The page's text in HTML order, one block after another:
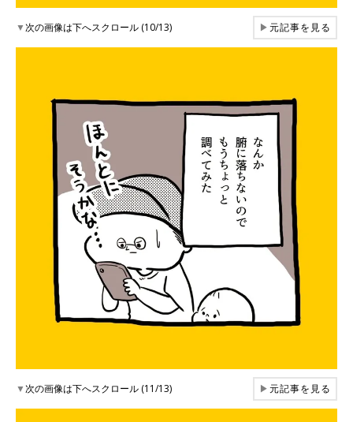
▼次の画像は下へスクロール (10/13) ▶元記事を見る
▼次の画像は下へスクロール (11/13) ▶元記事を見る